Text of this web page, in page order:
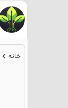
خانه